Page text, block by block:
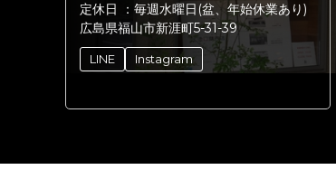
定休日 ： 毎週水曜日(盆、年始休業あり)
広島県福山市新涯町5-31-39
LINE Instagram